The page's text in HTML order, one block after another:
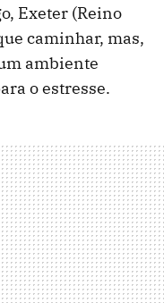
Exeter (Reino
caminhar, mas,
ambiente
o estresse.